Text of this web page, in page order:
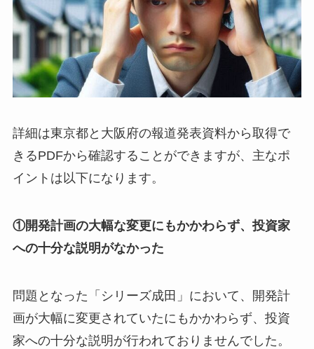
詳細は東京都と大阪府の報道発表資料から取得で
きるPDFから確認することができますが、主なポ
イントは以下になります。
①開発計画の大幅な変更にもかかわらず、投資家
への十分な説明がなかった
問題となった「シリーズ成田」において、開発計
画が大幅に変更されていたにもかかわらず、投資
家への十分な説明が行われておりませんでした。